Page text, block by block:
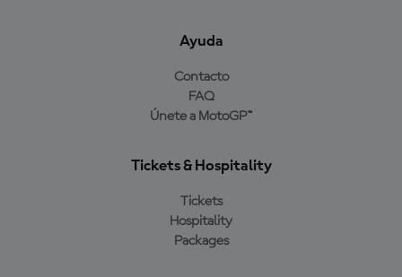
Ayuda
Contacto
FAQ
Únete a MotoGP™
Tickets & Hospitality
Tickets
Hospitality
Packages